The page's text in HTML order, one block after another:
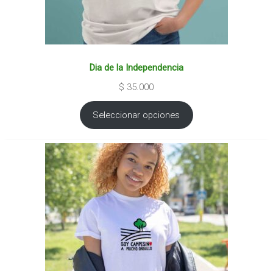
Dia de la Independencia
$ 35.000
Seleccionar opciones